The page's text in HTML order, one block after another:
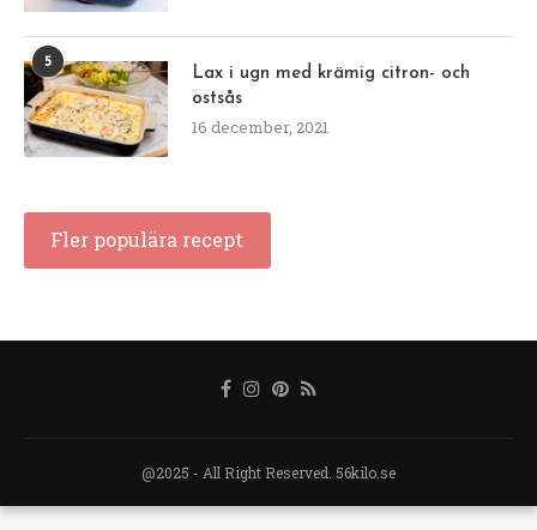
5
Lax i ugn med krämig citron- och
ostsås
16 december, 2021
Fler populära recept
@2025 - All Right Reserved. 56kilo.se